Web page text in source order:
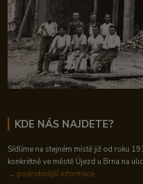
KDE NÁS NAJDETE?
Sídlíme na stejném místě již od roku
konkrétně ve městě Újezd u Brna na
→ podrobnější informace